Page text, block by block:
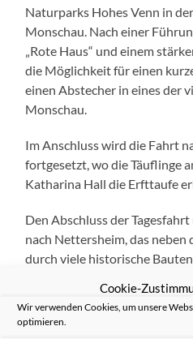
Cookie-
Wir verwenden Cookies, um unsere
optimieren.
Naturparks Hohes Venn in
Monschau. Nach einer
„Rote Haus“ und einem
die Möglichkeit für einen
einen Abstecher in eines der
Monschau.
Im Anschluss wird die Fahrt
fortgesetzt, wo die Täuflinge
Katharina Hall die Erfttaufe
Den Abschluss der
nach Nettersheim, das
durch viele historische